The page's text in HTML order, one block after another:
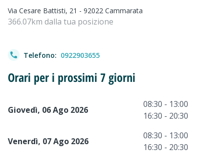
Via Cesare Battisti, 21 - 92022 Cammarata
366.07km dalla tua posizione
Telefono: 0922903655
Orari per i prossimi 7 giorni
Giovedì, 06 Ago 2026
08:30 - 13:00
16:30 - 20:30
Venerdì, 07 Ago 2026
08:30 - 13:00
16:30 - 20:30